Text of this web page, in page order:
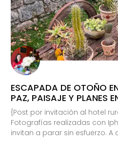
ESCAPADA DE OTOÑO
PAZ, PAISAJE Y PLANES
{Post por invitación al hotel
Fotografías realizadas con
invitan a parar sin esfuerzo. A